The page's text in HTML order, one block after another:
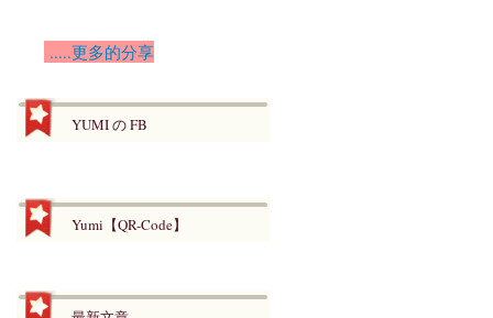
.....更多的分享
YUMI の FB
Yumi【QR-Code】